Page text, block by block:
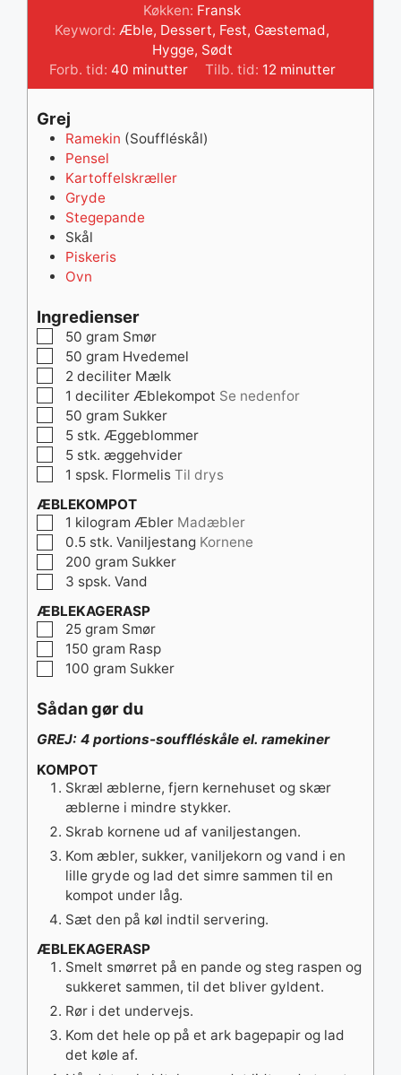
Køkken: Fransk
Keyword: Æble, Dessert, Fest, Gæstemad,
Hygge, Sødt
Forb. tid: 40 minutter
minutter Tilb. tid: 12minutter
minutter
Grej
Ramekin (Souffléskål)
Pensel
Kartoffelskræller
Gryde
Stegepande
Skål
Piskeris
Ovn
Ingredienser
▢
50 gram Smør
▢
50 gram Hvedemel
▢
2 deciliter Mælk
▢1 deciliter Æblekompot Se nedenfor
▢
50 gram Sukker
▢
5 stk. Æggeblommer
▢
5 stk. æggehvider
▢1 spsk. Flormelis Til drys
ÆBLEKOMPOT
▢1 kilogram Æbler Madæbler
▢
0.5 stk. Vaniljestang Kornene
▢
200 gram Sukker
▢
3 spsk. Vand
ÆBLEKAGERASP
▢
25 gram Smør
▢150 gram Rasp
▢100 gram Sukker
Sådan gør du
GREJ: 4 portions-souffléskåle el. ramekiner
KOMPOT
Skræl æblerne, fjern kernehuset og skær
æblerne i mindre stykker.
Skrab kornene ud af vaniljestangen.
Kom æbler, sukker, vaniljekorn og vand i en
lille gryde og lad det simre sammen til en
kompot under låg.
Sæt den på køl indtil servering.
ÆBLEKAGERASP
Smelt smørret på en pande og steg raspen og
sukkeret sammen, til det bliver gyldent.
Rør i det undervejs.
Kom det hele op på et ark bagepapir og lad
det køle af.